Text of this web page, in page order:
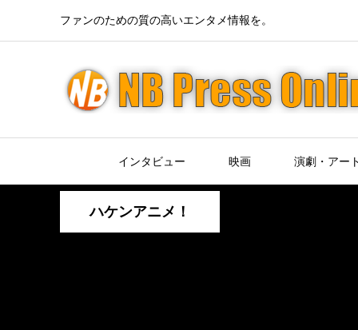
ファンのための質の高いエンタメ情報を。
インタビュー 映画 演劇・アー
ハケンアニメ！